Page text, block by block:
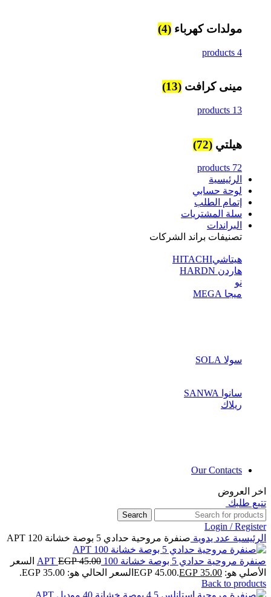
مولدات كهرباء (4)
4 products
مينى كرافت (13)
13 products
هيلتي (72)
72 products
الرئيسية
لوحة حسابي
إتمام الطلب
سلة المشتريات
البراندات
تصنيفات براند الشركات
هيتاشيHITACHI
هاردن HARDN
نو
ميجا MEGA
سولا SOLA
سانوا SANWA
ريلاك
Our Contacts
اخر العروض
تتبع طلبك
Search
Login / Register
الرئيسية عدد يدوية صنفرة مروحية حدادي 5 بوصة خشانة 120 APT
صنفرة مروحية حدادي 5 بوصة خشانة 100 APT EGP45.00
السعر
الأصلي هو: EGP 45.00.
EGP 35.00
السعر الحالي هو: EGP 35.00.
Back to products